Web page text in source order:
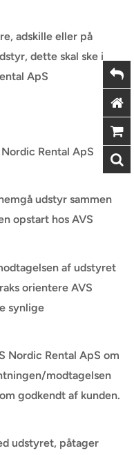
adskille eller på
dette skal ske i
ApS
Rental ApS
udstyr sammen
opstart hos AVS
af udstyret
orientere AVS
synlige
Nordic Rental ApS om
modtagelsen
godkendt af kunden.
udstyret, påtager